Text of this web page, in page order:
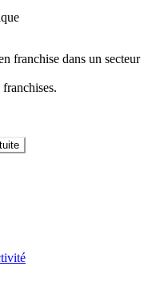
franchise dans un secteur